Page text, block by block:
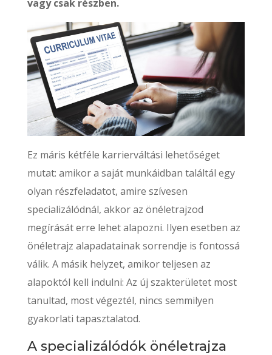
vagy csak részben.
Ez máris kétféle karrierváltási lehetőséget
mutat: amikor a saját munkáidban találtál egy
olyan részfeladatot, amire szívesen
specializálódnál, akkor az önéletrajzod
megírását erre lehet alapozni. Ilyen esetben az
önéletrajz alapadatainak sorrendje is fontossá
válik. A másik helyzet, amikor teljesen az
alapoktól kell indulni: Az új szakterületet most
tanultad, most végeztél, nincs semmilyen
gyakorlati tapasztalatod.
A specializálódók önéletrajza